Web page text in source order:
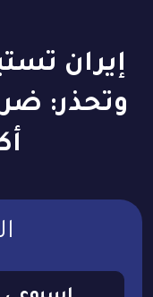
إيران
وتحذر: